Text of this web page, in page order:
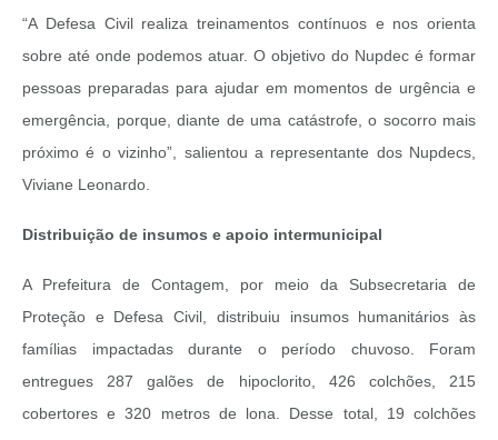
“A Defesa Civil realiza treinamentos contínuos e nos orienta
sobre até onde podemos atuar. O objetivo do Nupdec é formar
pessoas preparadas para ajudar em momentos de urgência e
emergência, porque, diante de uma catástrofe, o socorro mais
próximo é o vizinho”, salientou a representante dos Nupdecs,
Viviane Leonardo.
Distribuição de insumos e apoio intermunicipal
A Prefeitura de Contagem, por meio da Subsecretaria de
Proteção e Defesa Civil, distribuiu insumos humanitários às
famílias impactadas durante o período chuvoso. Foram
entregues 287 galões de hipoclorito, 426 colchões, 215
cobertores e 320 metros de lona. Desse total, 19 colchões